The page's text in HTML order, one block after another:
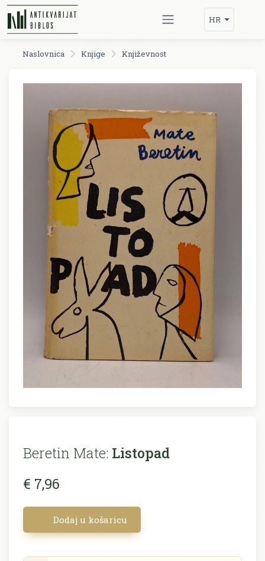
HR
Naslovnica Knjige Književnost
Beretin Mate: Listopad
€ 7,96
Dodaj u košaricu